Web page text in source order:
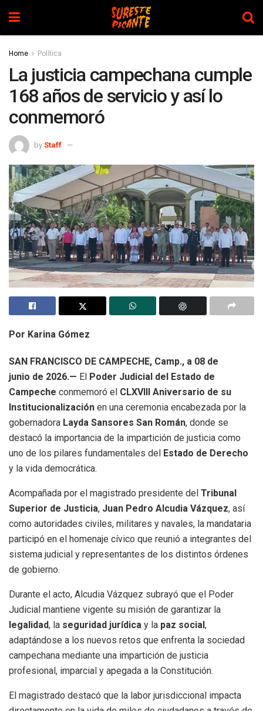
Home Política
La justicia campechana cumple
168 años de servicio y así lo
conmemoró
by Staff
Por Karina Gómez
SAN FRANCISCO DE CAMPECHE, Camp., a 08 de
junio de 2026.— El Poder Judicial del Estado de
Campeche conmemoró el CLXVIII Aniversario de su
Institucionalización en una ceremonia encabezada por la
gobernadora Layda Sansores San Román, donde se
destacó la importancia de la impartición de justicia como
uno de los pilares fundamentales del Estado de Derecho
y la vida democrática.
Acompañada por el magistrado presidente del Tribunal
Superior de Justicia, Juan Pedro Alcudia Vázquez, así
como autoridades civiles, militares y navales, la mandataria
participó en el homenaje cívico que reunió a integrantes del
sistema judicial y representantes de los distintos órdenes
de gobierno.
Durante el acto, Alcudia Vázquez subrayó que el Poder
Judicial mantiene vigente su misión de garantizar la
legalidad, la seguridad jurídica y la paz social,
adaptándose a los nuevos retos que enfrenta la sociedad
campechana mediante una impartición de justicia
profesional, imparcial y apegada a la Constitución.
El magistrado destacó que la labor jurisdiccional impacta